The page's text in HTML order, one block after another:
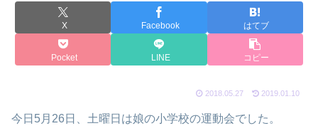
X Facebook はてブ
Pocket LINE コピー
2018.05.27 2019.01.10
今日5月26日、土曜日は娘の小学校の運動会でした。